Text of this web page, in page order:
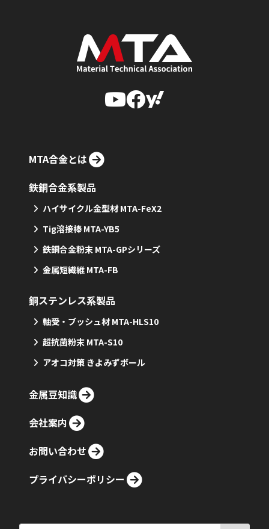
MTA合金とは
鉄銅合金系製品
ハイサイクル金型材 MTA-FeX2
Tig溶接棒 MTA-YB5
鉄銅合金粉末 MTA-GPシリーズ
金属短繊維 MTA-FB
銅ステンレス系製品
軸受・ブッシュ材 MTA-HLS10
超抗菌粉末 MTA-S10
アオコ対策 きよみずボール
金属豆知識
会社案内
お問い合わせ
プライバシーポリシー